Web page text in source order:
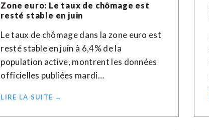
Zone euro: Le taux de chômage est
resté stable en juin
Le taux de chômage dans la zone euro est
resté stable en juin à 6,4% de la
population active, montrent les données
officielles publiées mardi…
LIRE LA SUITE →